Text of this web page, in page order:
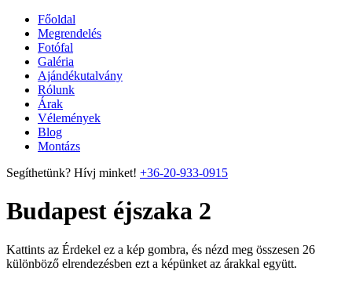
Főoldal
Megrendelés
Fotófal
Galéria
Ajándékutalvány
Rólunk
Árak
Vélemények
Blog
Montázs
Segíthetünk? Hívj minket! +36-20-933-0915
Budapest éjszaka 2
Kattints az Érdekel ez a kép gombra, és nézd meg összesen 26
különböző elrendezésben ezt a képünket az árakkal együtt.